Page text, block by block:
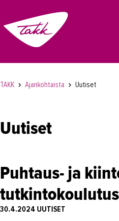
TAKK Ajankohtaista Uutiset
Uutiset
Puhtaus- ja
30.4.2024 UUTISET